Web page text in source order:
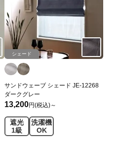
シェード
サンドウェーブ シェード JE-12268
ダークグレー
13,200円(税込)～
遮光
1級
洗濯機
OK